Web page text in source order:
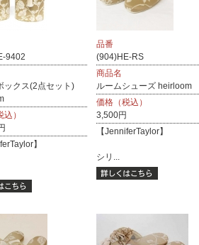
9402
ックス(2点セット)
）
】
品番
(904)HE-RS
商品名
ルームシューズ heirloom
価格（税込）
3,500円
【JenniferTaylor】
シリ...